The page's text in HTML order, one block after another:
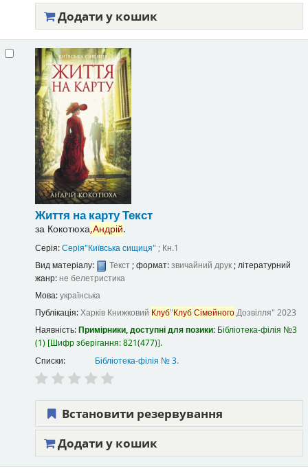
Додати у кошик
Життя на картуТекст
за Кокотюха,Андрій.
Серія:Серія"Київська сищиця" ; Кн.1
Вид матеріалу:
Текст; формат:звичайний друк; літературний
жанр: не белетристика
Мова:українська
Публікація:Харків Книжковий Клуб"КлубСімейногоДозвілля" 2023
Наявність:Примірники, доступні для позики: Бібліотека-філія №3
(1) Шифр зберігання:821(477) .
Списки:
Бібліотека-філія № 3.
Встановити резервування
Додати у кошик